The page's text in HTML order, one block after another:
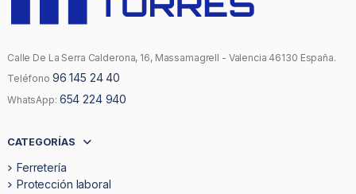
Calle De La Serra Calderona, 16, Massamagrell - Valencia 46130 España.
Teléfono 96 145 24 40
WhatsApp: 654 224 940
CATEGORÍAS
Ferretería
Protección laboral